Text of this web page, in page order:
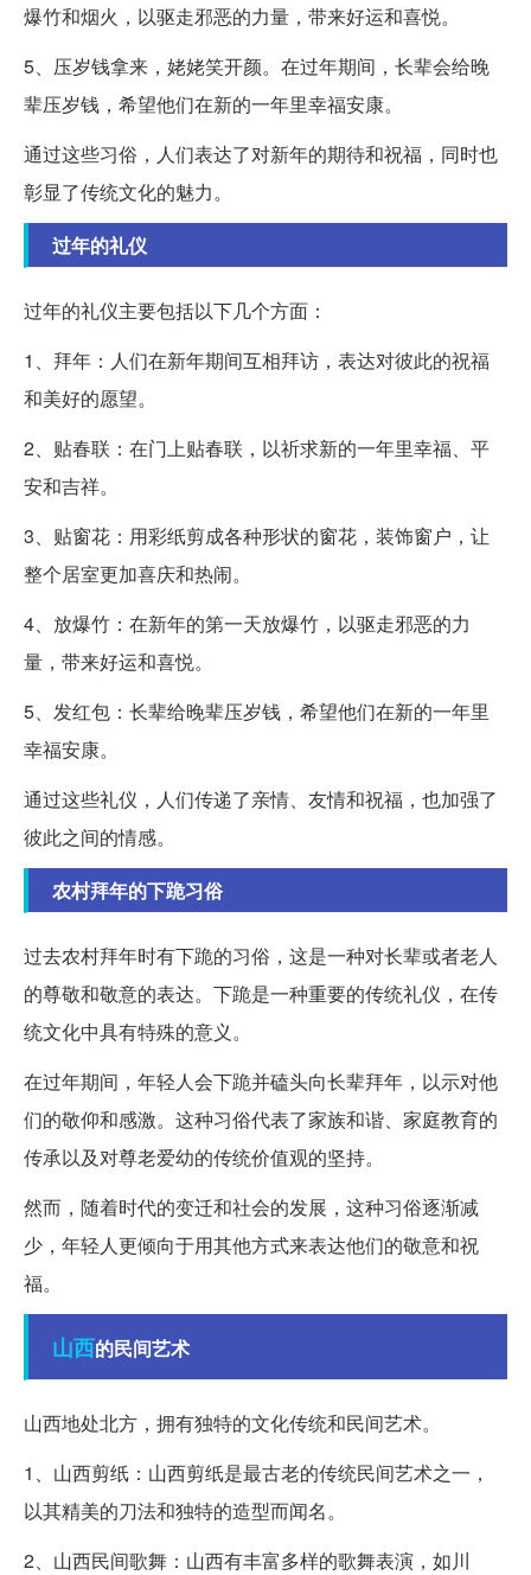
爆竹和烟火，以驱走邪恶的力量，带来好运和喜悦。
5、压岁钱拿来，姥姥笑开颜。在过年期间，长辈会给晚
辈压岁钱，希望他们在新的一年里幸福安康。
通过这些习俗，人们表达了对新年的期待和祝福，同时也
彰显了传统文化的魅力。
过年的礼仪
过年的礼仪主要包括以下几个方面：
1、拜年：人们在新年期间互相拜访，表达对彼此的祝福
和美好的愿望。
2、贴春联：在门上贴春联，以祈求新的一年里幸福、平
安和吉祥。
3、贴窗花：用彩纸剪成各种形状的窗花，装饰窗户，让
整个居室更加喜庆和热闹。
4、放爆竹：在新年的第一天放爆竹，以驱走邪恶的力
量，带来好运和喜悦。
5、发红包：长辈给晚辈压岁钱，希望他们在新的一年里
幸福安康。
通过这些礼仪，人们传递了亲情、友情和祝福，也加强了
彼此之间的情感。
农村拜年的下跪习俗
过去农村拜年时有下跪的习俗，这是一种对长辈或者老人
的尊敬和敬意的表达。下跪是一种重要的传统礼仪，在传
统文化中具有特殊的意义。
在过年期间，年轻人会下跪并磕头向长辈拜年，以示对他
们的敬仰和感激。这种习俗代表了家族和谐、家庭教育的
传承以及对尊老爱幼的传统价值观的坚持。
然而，随着时代的变迁和社会的发展，这种习俗逐渐减
少，年轻人更倾向于用其他方式来表达他们的敬意和祝
福。
山西的民间艺术
山西地处北方，拥有独特的文化传统和民间艺术。
1、山西剪纸：山西剪纸是最古老的传统民间艺术之一，
以其精美的刀法和独特的造型而闻名。
2、山西民间歌舞：山西有丰富多样的歌舞表演，如川